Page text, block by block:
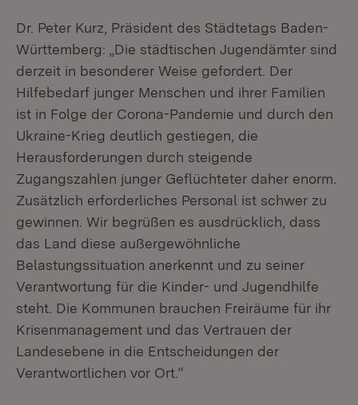
Dr. Peter Kurz, Präsident des Städtetags Baden-
Württemberg: „Die städtischen Jugendämter sind
derzeit in besonderer Weise gefordert. Der
Hilfebedarf junger Menschen und ihrer Familien
ist in Folge der Corona-Pandemie und durch den
Ukraine-Krieg deutlich gestiegen, die
Herausforderungen durch steigende
Zugangszahlen junger Geflüchteter daher enorm.
Zusätzlich erforderliches Personal ist schwer zu
gewinnen. Wir begrüßen es ausdrücklich, dass
das Land diese außergewöhnliche
Belastungssituation anerkennt und zu seiner
Verantwortung für die Kinder- und Jugendhilfe
steht. Die Kommunen brauchen Freiräume für ihr
Krisenmanagement und das Vertrauen der
Landesebene in die Entscheidungen der
Verantwortlichen vor Ort.“